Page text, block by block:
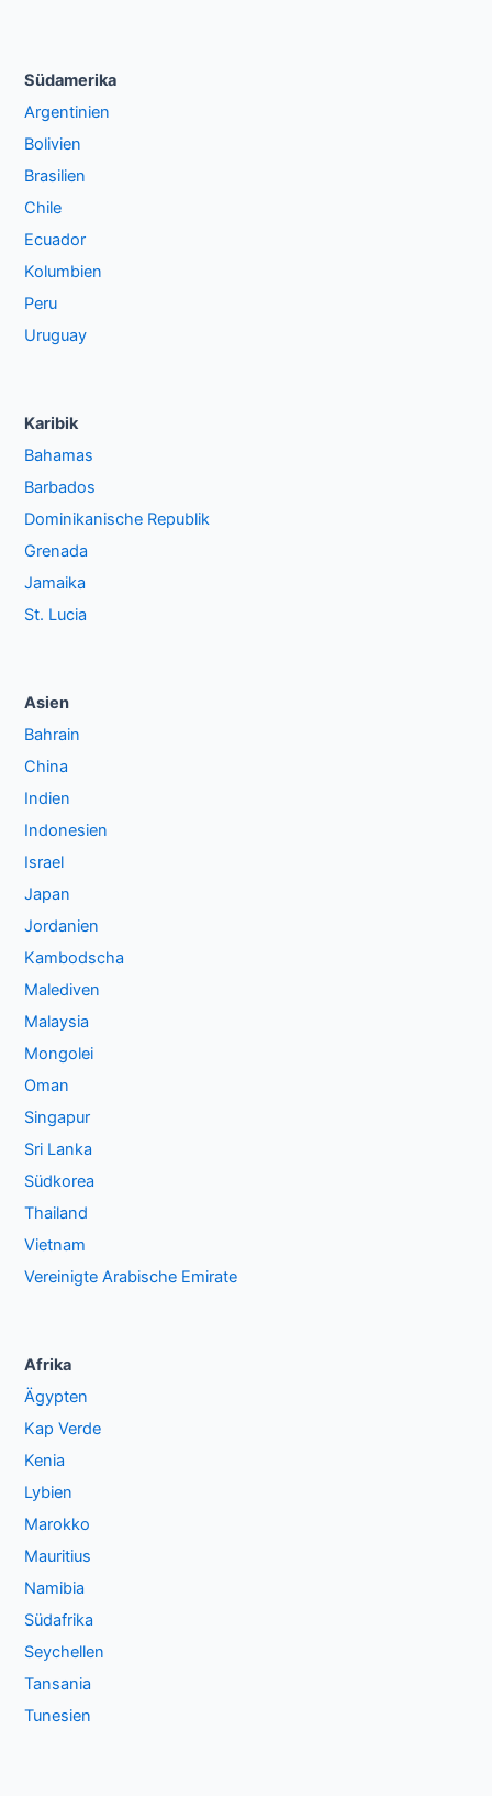
Südamerika
Argentinien
Bolivien
Brasilien
Chile
Ecuador
Kolumbien
Peru
Uruguay
Karibik
Bahamas
Barbados
Dominikanische Republik
Grenada
Jamaika
St. Lucia
Asien
Bahrain
China
Indien
Indonesien
Israel
Japan
Jordanien
Kambodscha
Malediven
Malaysia
Mongolei
Oman
Singapur
Sri Lanka
Südkorea
Thailand
Vietnam
Vereinigte Arabische Emirate
Afrika
Ägypten
Kap Verde
Kenia
Lybien
Marokko
Mauritius
Namibia
Südafrika
Seychellen
Tansania
Tunesien